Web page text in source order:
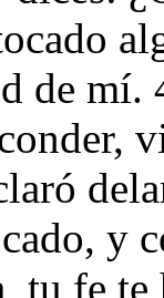
de mí.
y
fe te